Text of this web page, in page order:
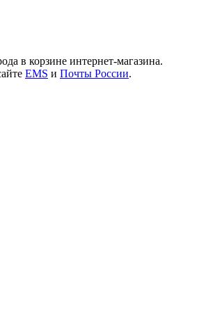
в корзине интернет-магазина.
EMS и Почты России.